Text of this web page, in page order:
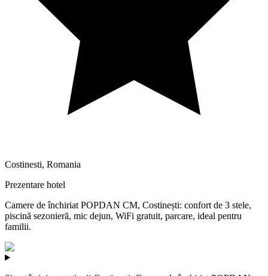
Costinesti, Romania
Prezentare hotel
Camere de închiriat POPDAN CM, Costinești: confort de 3 stele,
piscină sezonieră, mic dejun, WiFi gratuit, parcare, ideal pentru
familii.